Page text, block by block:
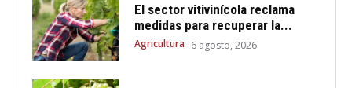
El sector vitivinícola reclama
medidas para recuperar la...
Agricultura 6 agosto, 2026